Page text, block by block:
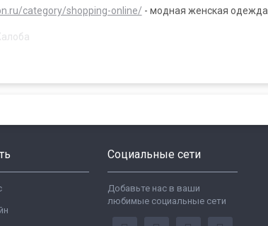
category/shopping-online/ - модная женская одежда
Социальные сети
Добавьте нас в ваши
любимые социальные сети